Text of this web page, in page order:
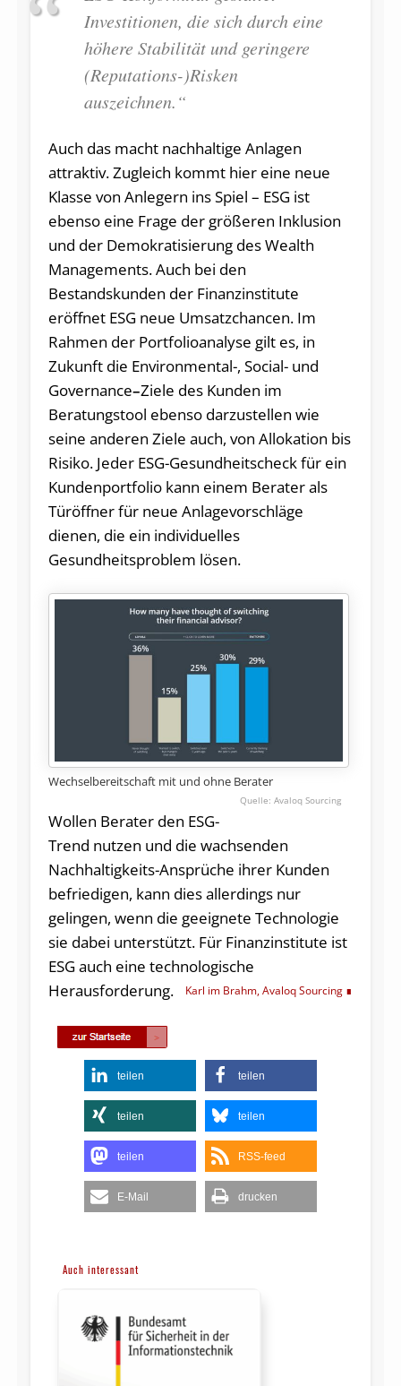
Investitionen, die sich durch eine
höhere Stabilität und geringere
(Reputations-)Risken
auszeichnen.“
Auch das macht nachhaltige Anlagen
attraktiv. Zugleich kommt hier eine neue
Klasse von Anlegern ins Spiel – ESG ist
ebenso eine Frage der größeren Inklusion
und der Demokratisierung des Wealth
Managements. Auch bei den
Bestandskunden der Finanzinstitute
eröffnet ESG neue Umsatzchancen. Im
Rahmen der Portfolioanalyse gilt es, in
Zukunft die Environmental-, Social- und
Governance–Ziele des Kunden im
Beratungstool ebenso darzustellen wie
seine anderen Ziele auch, von Allokation bis
Risiko. Jeder ESG-Gesundheitscheck für ein
Kundenportfolio kann einem Berater als
Türöffner für neue Anlagevorschläge
dienen, die ein individuelles
Gesundheitsproblem lösen.
Wechselbereitschaft mit und ohne Berater
Avaloq Sourcing
Wollen Berater den ESG-
Trend nutzen und die wachsenden
Nachhaltigkeits-Ansprüche ihrer Kunden
befriedigen, kann dies allerdings nur
gelingen, wenn die geeignete Technologie
sie dabei unterstützt. Für Finanzinstitute ist
ESG auch eine technologische
Herausforderung.
Karl im Brahm, Avaloq Sourcing
teilen teilen
teilen teilen
teilen RSS-feed
E-Mail drucken
Auch interessant